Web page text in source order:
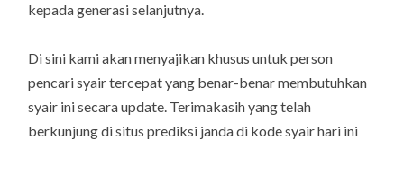
kepada generasi selanjutnya.
Di sini kami akan menyajikan khusus untuk person
pencari syair tercepat yang benar-benar membutuhkan
syair ini secara update. Terimakasih yang telah
berkunjung di situs prediksi janda di kode syair hari ini